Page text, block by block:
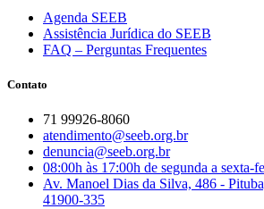
Agenda SEEB
Assistência Jurídica do SEEB
FAQ – Perguntas Frequentes
Contato
71 99926-8060
atendimento@seeb.org.br
denuncia@seeb.org.br
08:00h às 17:00h de segunda a sexta-
Av. Manoel Dias da Silva, 486 -
41900-335